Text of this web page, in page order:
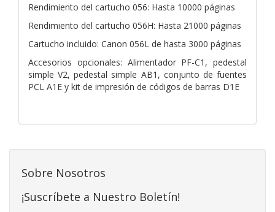
Rendimiento del cartucho 056: Hasta 10000 páginas
Rendimiento del cartucho 056H: Hasta 21000 páginas
Cartucho incluido: Canon 056L de hasta 3000 páginas
Accesorios opcionales: Alimentador PF-C1, pedestal
simple V2, pedestal simple AB1, conjunto de fuentes
PCL A1E y kit de impresión de códigos de barras D1E
Sobre Nosotros
¡Suscríbete a Nuestro Boletín!